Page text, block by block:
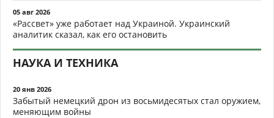
05 авг 2026
«Рассвет» уже работает над Украиной. Украинский
аналитик сказал, как его остановить
НАУКА И ТЕХНИКА
20 янв 2026
Забытый немецкий дрон из восьмидесятых стал оружием,
меняющим войны